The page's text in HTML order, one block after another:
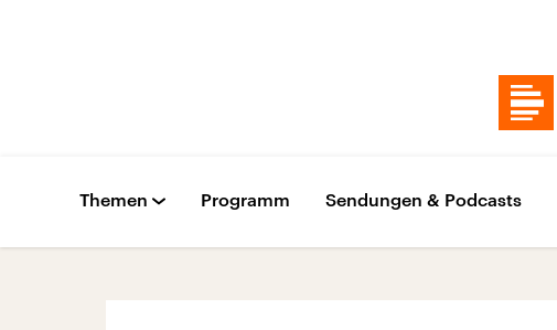
Themen Programm Sendungen & Podcasts